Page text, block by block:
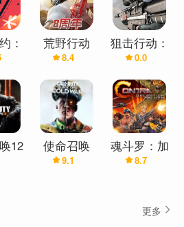
：
荒野行动
8.4
狙击行动：
代号猎鹰
0.0
12
3
使命召唤
17：黑色行
9.1
魂斗罗：加
鲁加行动
8.7
更多